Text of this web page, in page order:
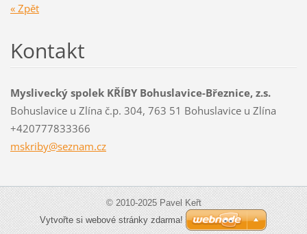
« Zpět
Kontakt
Myslivecký spolek KŘÍBY Bohuslavice-Březnice, z.s.
Bohuslavice u Zlína č.p. 304, 763 51 Bohuslavice u Zlína
+420777833366
mskriby@seznam.cz
© 2010-2025 Pavel Keřt
Vytvořte si webové stránky zdarma!